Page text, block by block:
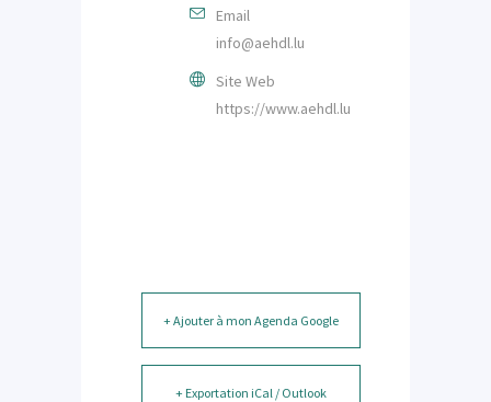
Email
info@aehdl.lu
Site Web
https://www.aehdl.lu
+ Ajouter à mon Agenda Google
+ Exportation iCal / Outlook